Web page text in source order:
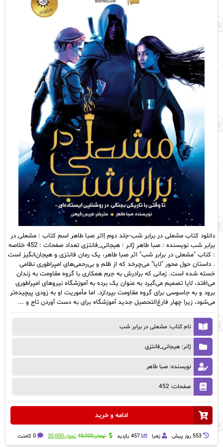
دانلود کتاب مشعلی در برابر شب-جلد دوم |اثر صبا طاهر اسم کتاب : مشعلی در
برابر شب نویسنده : صبا طاهر ژانر : هیجانی_فانتزی تعداد صفحات : 452 خلاصه
: کتاب "مشعلی در برابر شب" اثر صبا طاهر، یک رمان فانتزی و هیجان‌انگیز است
. داستان حول محور "لایا" می‌چرخد که از ظلم و بی‌رحمی‌های امپراطوری نظامی
خسته شده است. زمانی که برادرش به جرم همکاری با گروه مقاومت به زندان
می‌افتد، لایا تصمیم می‌گیرد به عنوان یک برده به آموزشگاه نیروهای امپراطوری
برود و به جاسوسی برای گروه مقاومت بپردازد. اما مأموریت او به زودی پیچیده‌تر
می‌شود، زیرا چهار فارغ‌التحصیل جدید آموزشگاه برای به دست آوردن تاج و ...
نام کتاب: مشعلی در برابر شب
ژانر: هیجانی_فانتزی
نویسنده: صبا طاهر
صفحات: 452
ادامه و خرید
553 روز پيش زهرا 457 بازدید تومان49,000 قیمت
تومان30,000قیمت0 کامنت